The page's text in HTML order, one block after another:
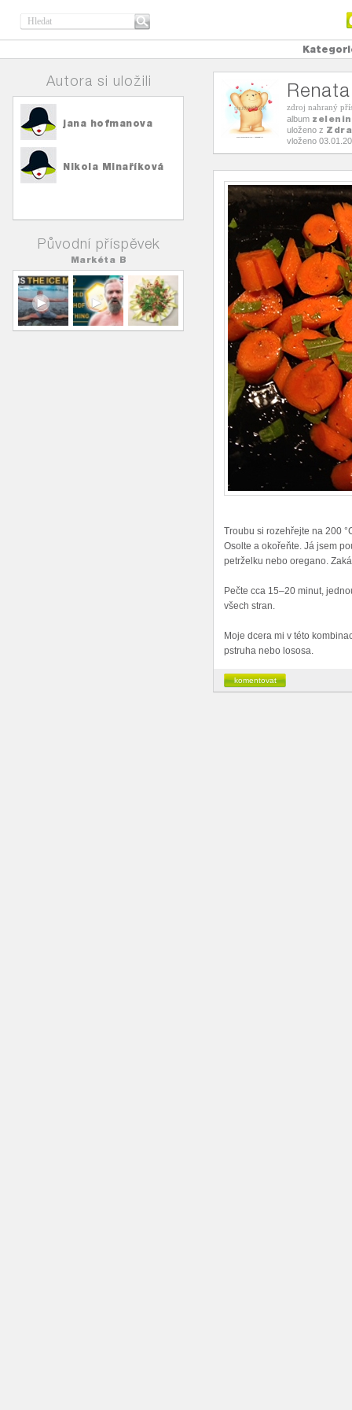
Autora si uložili
jana hofmanova
Nikola Minaříková
Původní příspěvek
Markéta B
zdroj nahraný
album
uloženo z
vloženo
Troubu si rozehřejte na 200
Osolte a okořeňte. Já jsem
petrželku nebo oregano.
Pečte cca 15–20 minut,
všech stran.
Moje dcera mi v této
pstruha nebo lososa.
komentovat